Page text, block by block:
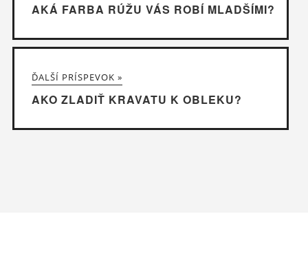
AKÁ FARBA RÚŽU VÁS ROBÍ MLADŠÍMI?
ĎALŠÍ PRÍSPEVOK »
AKO ZLADIŤ KRAVATU K OBLEKU?